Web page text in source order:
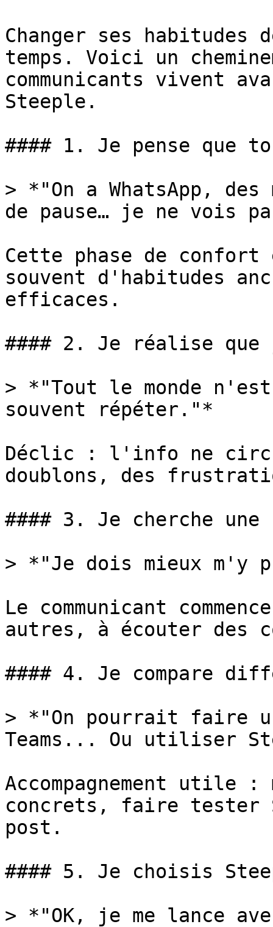
Changer ses habitudes
temps. Voici un
communicants vivent
Steeple.
#### 1. Je pense que
> *"On a WhatsApp,
de pause… je ne vois
Cette phase de
souvent d'habitudes
efficaces.
#### 2. Je réalise
> *"Tout le monde
souvent répéter."*
Déclic : l'info ne
doublons, des
#### 3. Je cherche
> *"Je dois mieux m'y
Le communicant
autres, à écouter des
#### 4. Je compare
> *"On pourrait faire
Teams... Ou utiliser
Accompagnement utile :
concrets, faire tester
post.
#### 5. Je choisis
> *"OK, je me lance